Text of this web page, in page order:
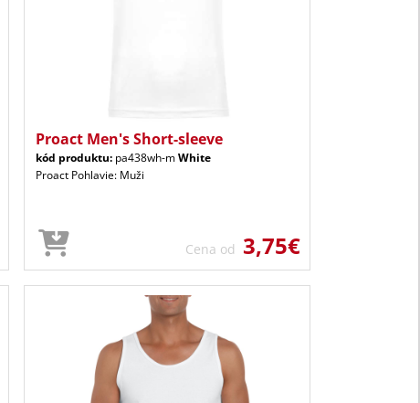
Proact Men's Short-sleeve
kód produktu: pa438wh-mWhite
Proact Pohlavie: Muži
Cena od 3,75€